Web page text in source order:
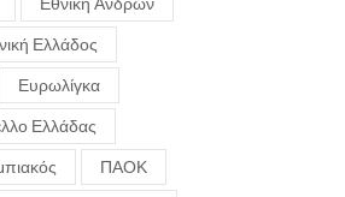
Εθνική Ανδρών
Ελλάδος
Ευρωλίγκα
Ελλάδας
ΠΑΟΚ